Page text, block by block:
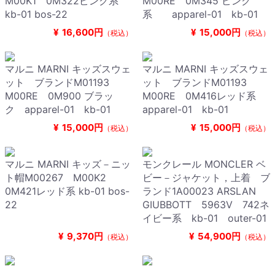
kb-01 bos-22
¥ 16,600円 （税込）
系 apparel-01 kb-01
¥ 15,000円 （税込）
マルニ MARNI キッズスウェ
ット ブランドM01193
M00RE 0M900 ブラッ
ク apparel-01 kb-01
¥ 15,000円 （税込）
マルニ MARNI キッズスウェ
ット ブランドM01193
M00RE 0M416レッド系
apparel-01 kb-01
¥ 15,000円 （税込）
マルニ MARNI キッズ－ニッ
ト帽M00267 M00K2
0M421レッド系 kb-01 bos-
22
¥ 9,370円 （税込）
モンクレール MONCLER ベ
ビー－ジャケット，上着 ブ
ランド1A00023 ARSLAN
GIUBBOTT 5963V 742ネ
イビー系 kb-01 outer-01
¥ 54,900円 （税込）